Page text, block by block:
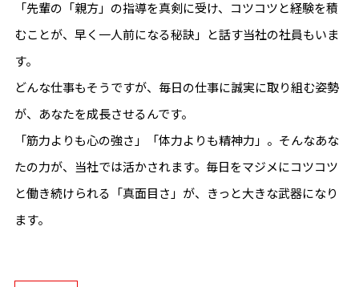
「先輩の「親方」の指導を真剣に受け、コツコツと経験を積
むことが、早く一人前になる秘訣」と話す当社の社員もいま
す。
どんな仕事もそうですが、毎日の仕事に誠実に取り組む姿勢
が、あなたを成長させるんです。
「筋力よりも心の強さ」「体力よりも精神力」。そんなあな
たの力が、当社では活かされます。毎日をマジメにコツコツ
と働き続けられる「真面目さ」が、きっと大きな武器になり
ます。